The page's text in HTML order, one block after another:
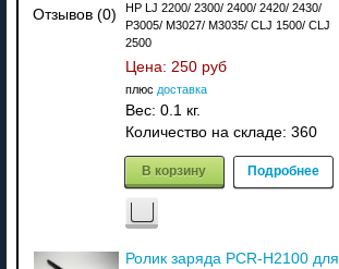
Отзывов (0)
HP LJ 2200/ 2300/ 2400/ 2420/ 2430/
P3005/ M3027/ M3035/ CLJ 1500/ CLJ
2500
Цена: 250 руб
плюс доставка
Вес: 0.1 кг.
Количество на складе: 360
В корзину Подробнее
Ролик заряда PCR-H2100 для